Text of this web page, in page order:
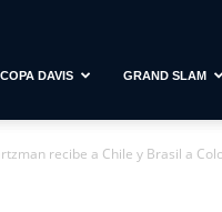
COPA DAVIS GRAND SLAM
recibe a Chile y Brasil a